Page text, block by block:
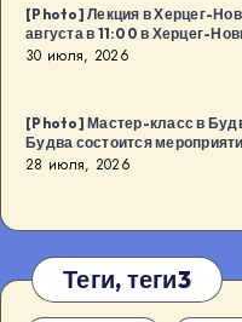
[Photo] Лекция в Херцег-
августа в 11:00 в Херцег-
30 июля, 2026
[Photo] Мастер-класс в
Будва состоится
28 июля, 2026
Теги, теги3